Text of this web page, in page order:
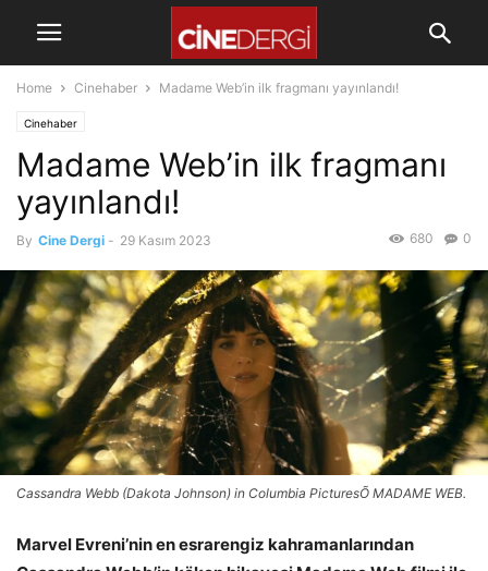
Home Cinehaber Madame Web’in ilk fragmanı yayınlandı!
Cinehaber
Madame Web’in ilk fragmanı
yayınlandı!
By Cine Dergi - 29 Kasım 2023 0
680
Cassandra Webb (Dakota Johnson) in Columbia PicturesÕ MADAME WEB.
Marvel Evreni’nin en esrarengiz kahramanlarından